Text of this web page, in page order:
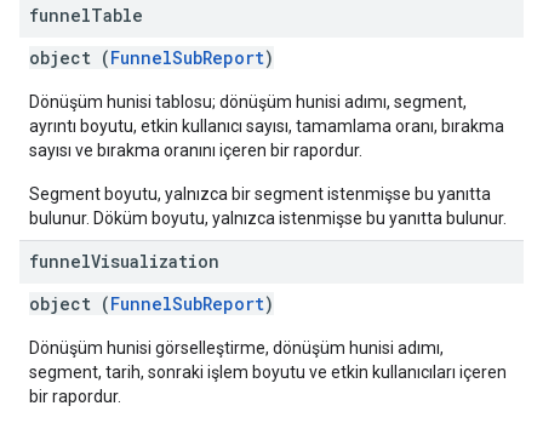
funnelTable
object (FunnelSubReport)
Dönüşüm hunisi tablosu; dönüşüm hunisi adımı, segment,
ayrıntı boyutu, etkin kullanıcı sayısı, tamamlama oranı, bırakma
sayısı ve bırakma oranını içeren bir rapordur.
Segment boyutu, yalnızca bir segment istenmişse bu yanıtta
bulunur. Döküm boyutu, yalnızca istenmişse bu yanıtta bulunur.
funnelVisualization
object (FunnelSubReport)
Dönüşüm hunisi görselleştirme, dönüşüm hunisi adımı,
segment, tarih, sonraki işlem boyutu ve etkin kullanıcıları içeren
bir rapordur.